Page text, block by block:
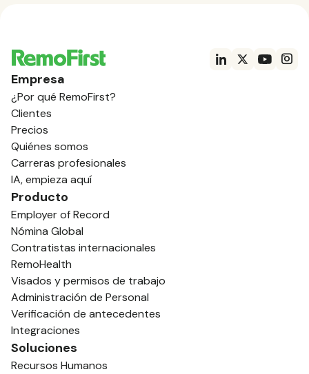
Empresa
¿Por qué RemoFirst?
Clientes
Precios
Quiénes somos
Carreras profesionales
IA, empieza aquí
Producto
Employer of Record
Nómina Global
Contratistas internacionales
RemoHealth
Visados y permisos de trabajo
Administración de Personal
Verificación de antecedentes
Integraciones
Soluciones
Recursos Humanos